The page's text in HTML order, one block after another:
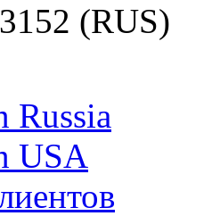
(RUS)
Russia
USA